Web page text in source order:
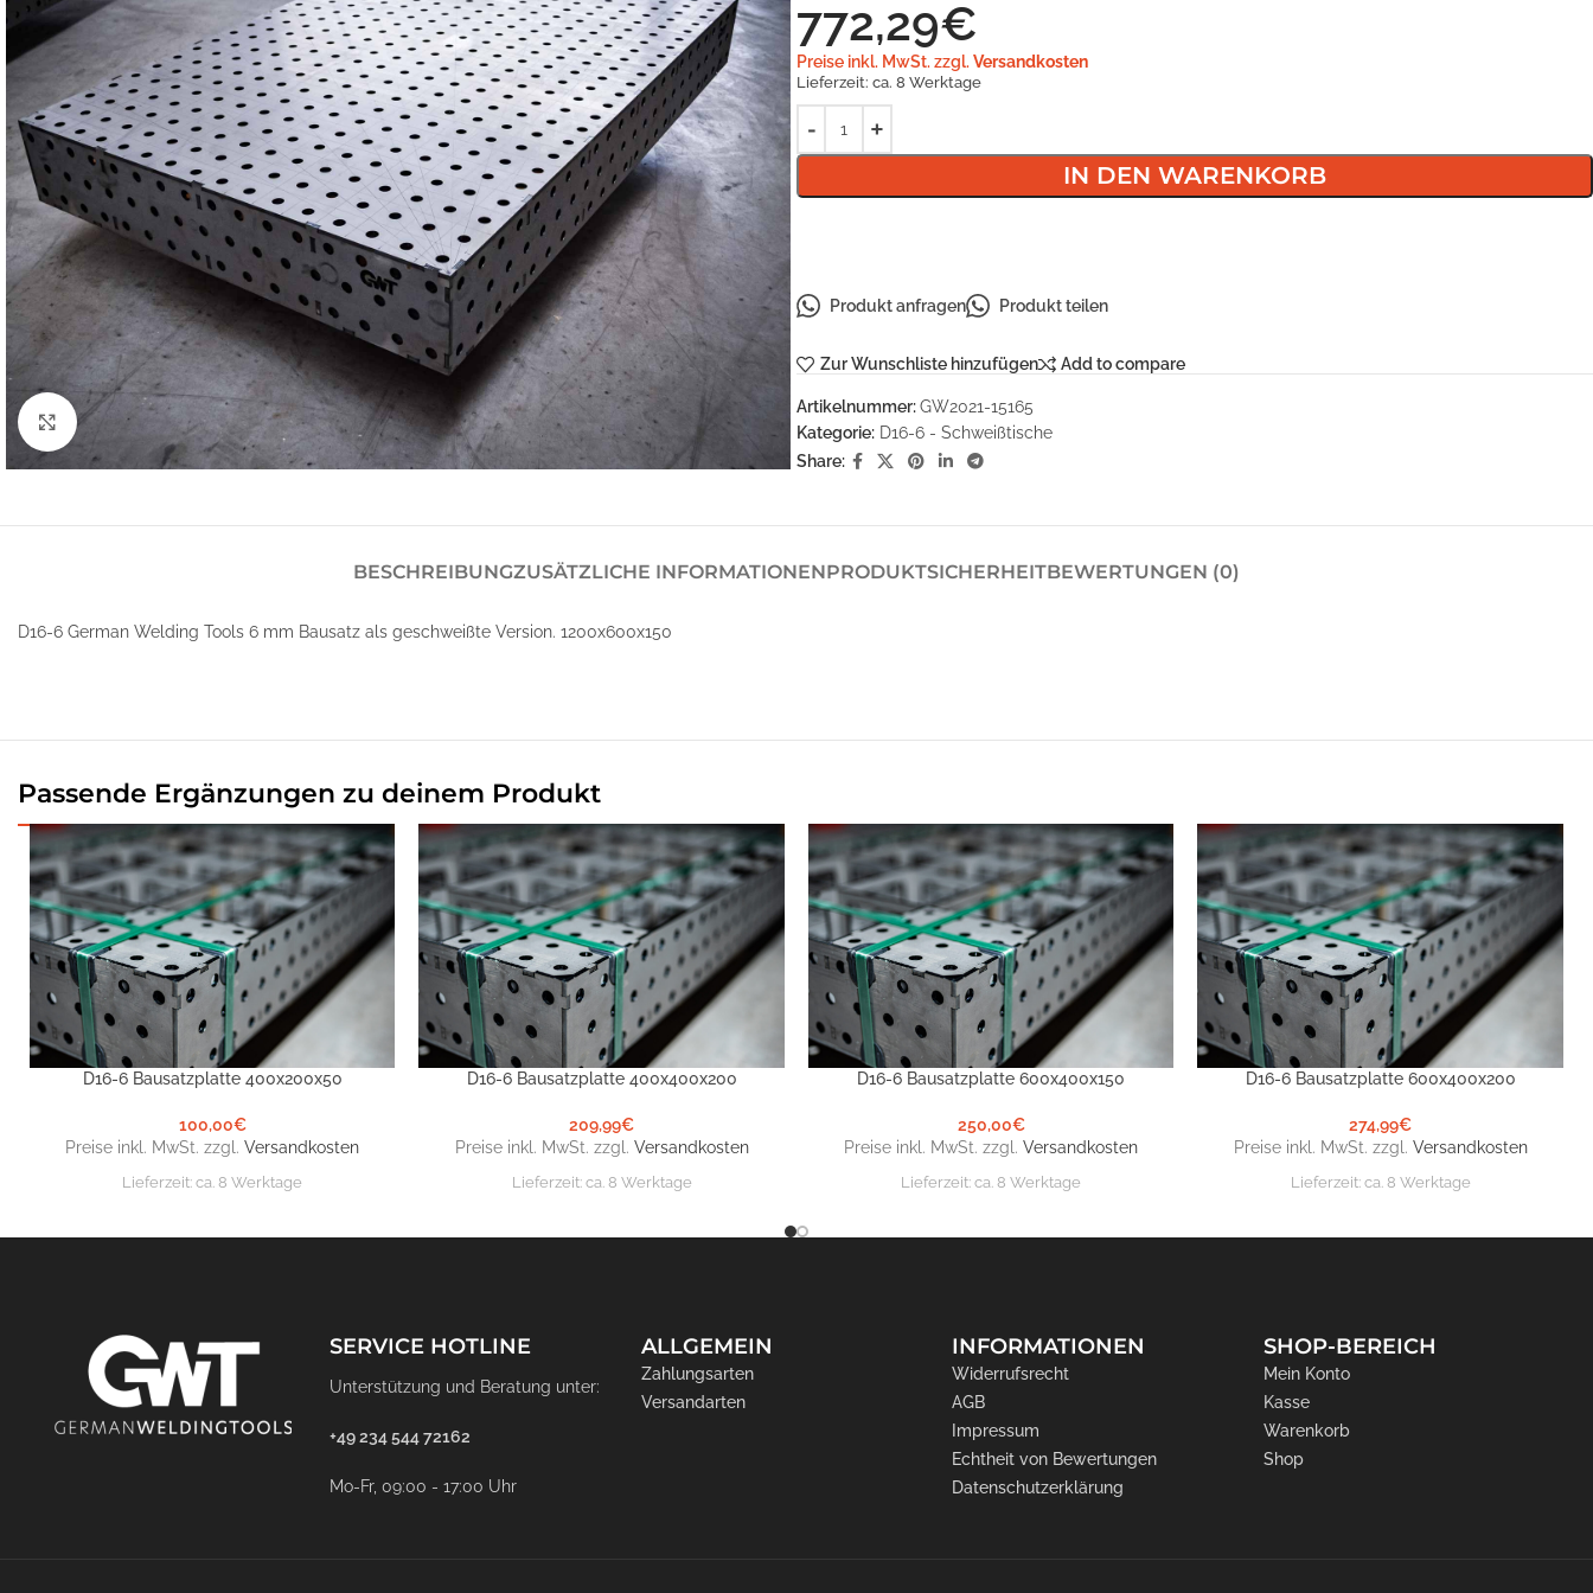
Klick zum Vergrößern
772,29€
Preise inkl. MwSt. zzgl. Versandkosten
Lieferzeit: ca. 8 Werktage
IN DEN WARENKORB
Produkt anfragen Produkt teilen
Zur Wunschliste hinzufügen Add to compare
Artikelnummer:GW2021-15165
Kategorie: D16-6 - Schweißtische
Share:
BESCHREIBUNGZUSÄTZLICHE INFORMATIONENPRODUKTSICHERHEITBEWERTUNGEN (0)
D16-6 German Welding Tools 6 mm Bausatz als geschweißte Version. 1200x600x150
Passende Ergänzungen zu deinem Produkt
IN DEN WARENKORB
D16-6 Bausatzplatte 400x200x50
100,00€
Preise inkl. MwSt. zzgl.Versandkosten
Lieferzeit:ca. 8 Werktage
IN DEN WARENKORB
D16-6 Bausatzplatte 400x400x200
209,99€
Preise inkl. MwSt. zzgl. Versandkosten
Lieferzeit: ca. 8 Werktage
IN DEN WARENKORB
D16-6 Bausatzplatte 600x400x150
250,00€
Preise inkl. MwSt. zzgl.Versandkosten
Lieferzeit:ca. 8 Werktage
IN DEN WARENKORB
D16-6 Bausatzplatte 600x400x200
274,99€
Preise inkl. MwSt. zzgl. Versandkosten
Lieferzeit: ca. 8 Werktage
SERVICE HOTLINE
Unterstützung und Beratung unter:
+49 234 544 72162
Mo-Fr, 09:00 - 17:00 Uhr
ALLGEMEIN
Zahlungsarten
Versandarten
INFORMATIONEN
Widerrufsrecht
AGB
Impressum
Echtheit von Bewertungen
Datenschutzerklärung
SHOP-BEREICH
Mein Konto
Kasse
Warenkorb
Shop